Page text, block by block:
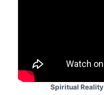
Spiritual Reality